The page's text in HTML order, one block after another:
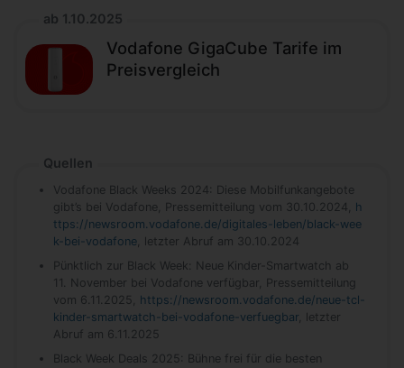
ab 1.10.2025
Vodafone GigaCube Tarife im
Preisvergleich
Quellen
Vodafone Black Weeks 2024: Diese Mobilfunkangebote
gibt’s bei Vodafone, Pressemitteilung vom 30.10.2024, h
ttps://newsroom.vodafone.de/digitales-leben/black-wee
k-bei-vodafone , letzter Abruf am 30.10.2024
Pünktlich zur Black Week: Neue Kinder-Smartwatch ab
11. November bei Vodafone verfügbar, Pressemitteilung
vom 6.11.2025, https://newsroom.vodafone.de/neue-tcl-
kinder-smartwatch-bei-vodafone-verfuegbar , letzter
Abruf am 6.11.2025
Black Week Deals 2025: Bühne frei für die besten